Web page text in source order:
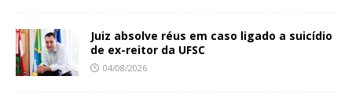
Juiz absolve réus em caso ligado a suicídio
de ex-reitor da UFSC
04/08/2026